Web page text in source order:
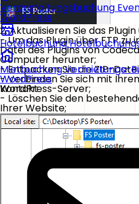
Veranstaltungsbuchung
WordPress
Hotelbuchung
MietbuchungVermietungs-
WordPress
Kontakt
2. Aktualisieren Sie das Plugin
- Um das Plugin über FTP zu
Datei des Plugins von
Computer herunter;
- Entpacken Sie die ZIP-
- Verbinden Sie sich mit
WordPress-Server;
- Löschen Sie den
Ihrer Website;